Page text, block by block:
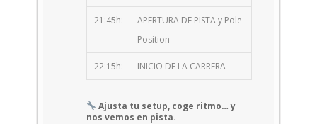
21:45h:
APERTURA DE PISTA y Pole
Position
22:15h: INICIO DE LA CARRERA
Ajusta tu setup, coge ritmo… y
nos vemos en pista.